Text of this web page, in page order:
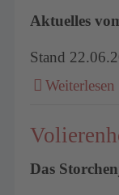
Aktuelles
Stand
Das